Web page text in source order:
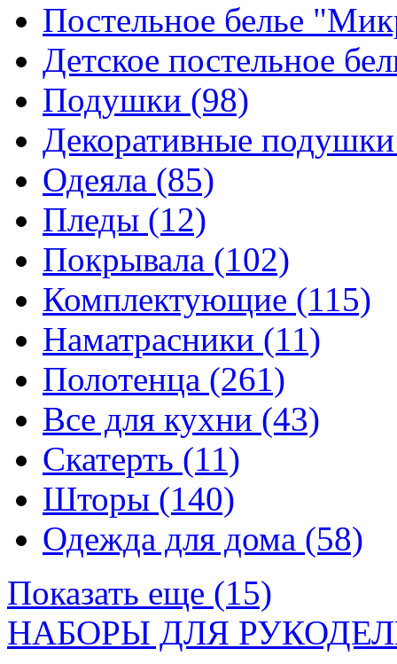
Постельное белье
Детское постельное
Подушки (98)
Декоративные
Одеяла (85)
Пледы (12)
Покрывала (102)
Комплектующие (115)
Наматрасники (11)
Полотенца (261)
Все для кухни (43)
Скатерть (11)
Шторы (140)
Одежда для дома (58)
Показать еще (15)
НАБОРЫ ДЛЯ